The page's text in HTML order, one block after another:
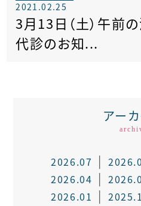
2021.02.25
3月13日（土）午前
代診のお知...
アー
2026.07
2026.04
2026.01